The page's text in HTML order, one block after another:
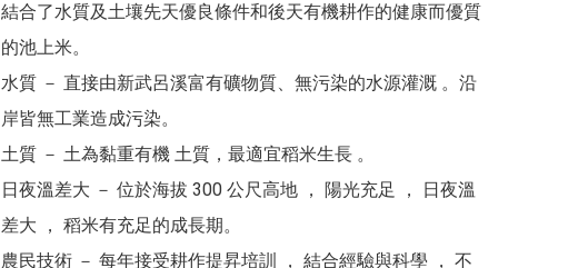
結合了水質及土壤先天優良條件和後天有機耕作的健康而優質
的池上米。
水質 － 直接由新武呂溪富有礦物質、無污染的水源灌溉 。沿
岸皆無工業造成污染。
土質 － 土為黏重有機 土質，最適宜稻米生長 。
日夜溫差大 － 位於海拔 300 公尺高地 ， 陽光充足 ， 日夜溫
差大 ， 稻米有充足的成長期。
農民技術 － 每年接受耕作提昇培訓 ， 結合經驗與科學 ， 不